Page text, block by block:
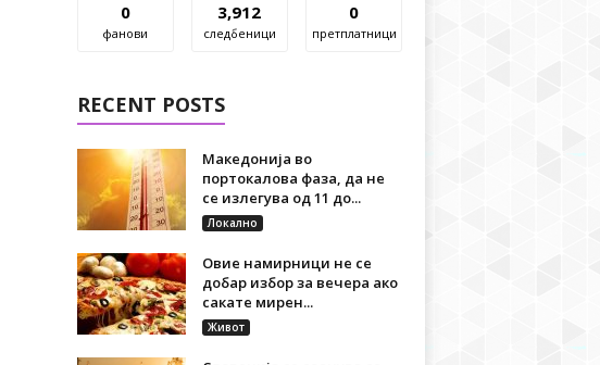
0
фанови
3,912
следбеници
0
претплатници
RECENT POSTS
Македонија во
портокалова фаза, да не
се излегува од 11 до...
Локално
Овие намирници не се
добар избор за вечера ако
сакате мирен...
Живот